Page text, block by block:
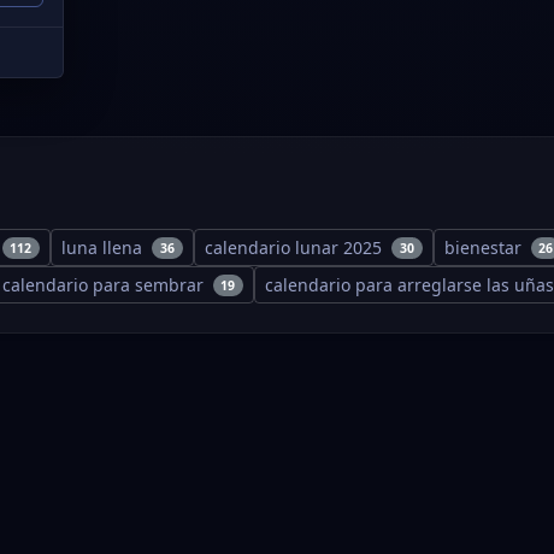
112 luna llena 36 calendario lunar 2025 30 bienestar 26
calendario para sembrar 19 calendario para arreglarse las uñas